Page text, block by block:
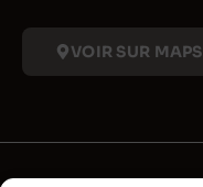
VOIR SUR MAPS